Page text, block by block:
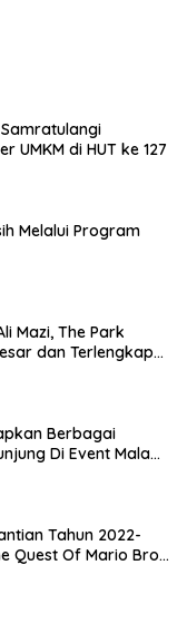
UMKM di HUT ke 127
Melalui Program
Mazi, The Park
dan Terlengkap
Berbagai
Di Event Malam
Tahun 2022-
Quest Of Mario Bros